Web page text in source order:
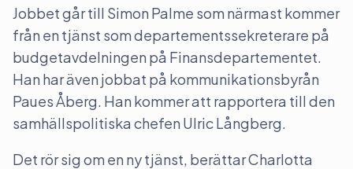
Jobbet går till Simon Palme som närmast kommer
från en tjänst som departementssekreterare på
budgetavdelningen på Finansdepartementet.
Han har även jobbat på kommunikationsbyrån
Paues Åberg. Han kommer att rapportera till den
samhällspolitiska chefen Ulric Långberg.
Det rör sig om en ny tjänst, berättar Charlotta